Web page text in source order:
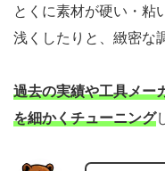
とくに素材が硬い・粘
浅くしたりと、緻密な
過去の実績や工具メー
を細かくチューニング